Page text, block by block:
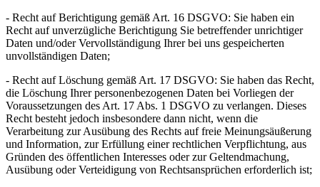
- Recht auf Berichtigung gemäß Art. 16 DSGVO: Sie haben ein
Recht auf unverzügliche Berichtigung Sie betreffender unrichtiger
Daten und/oder Vervollständigung Ihrer bei uns gespeicherten
unvollständigen Daten;
- Recht auf Löschung gemäß Art. 17 DSGVO: Sie haben das Recht,
die Löschung Ihrer personenbezogenen Daten bei Vorliegen der
Voraussetzungen des Art. 17 Abs. 1 DSGVO zu verlangen. Dieses
Recht besteht jedoch insbesondere dann nicht, wenn die
Verarbeitung zur Ausübung des Rechts auf freie Meinungsäußerung
und Information, zur Erfüllung einer rechtlichen Verpflichtung, aus
Gründen des öffentlichen Interesses oder zur Geltendmachung,
Ausübung oder Verteidigung von Rechtsansprüchen erforderlich ist;